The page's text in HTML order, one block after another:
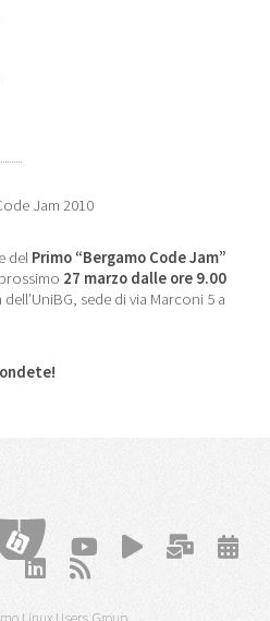
Jam 2010
del Primo “Bergamo Code Jam”
27 marzo dalle ore 9.00
sede di via Marconi 5 a